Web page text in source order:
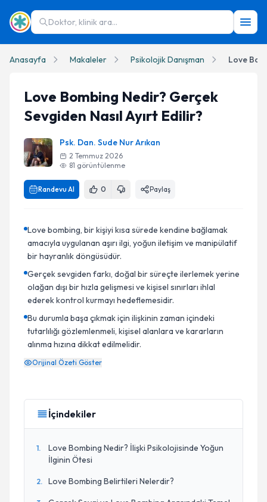
Doktor, klinik ara...
Anasayfa Makaleler Psikolojik Danışman
Love Bombing Nedir? Gerçek
Sevgiden Nasıl Ayırt Edilir?
Psk. Dan. Sude Nur Arıkan
2 Temmuz 2026
81 görüntülenme
Randevu Al 0 Paylaş
Love bombing, bir kişiyi kısa sürede kendine bağlamak
amacıyla uygulanan aşırı ilgi, yoğun iletişim ve manipülatif
bir hayranlık döngüsüdür.
Gerçek sevgiden farkı, doğal bir süreçte ilerlemek yerine
olağan dışı bir hızla gelişmesi ve kişisel sınırları ihlal
ederek kontrol kurmayı hedeflemesidir.
Bu durumla başa çıkmak için ilişkinin zaman içindeki
tutarlılığı gözlemlenmeli, kişisel alanlara ve kararların
alınma hızına dikkat edilmelidir.
Orijinal Özeti Göster
İçindekiler
1.
Love Bombing Nedir? İlişki Psikolojisinde Yoğun
İlginin Ötesi
2. Love Bombing Belirtileri Nelerdir?